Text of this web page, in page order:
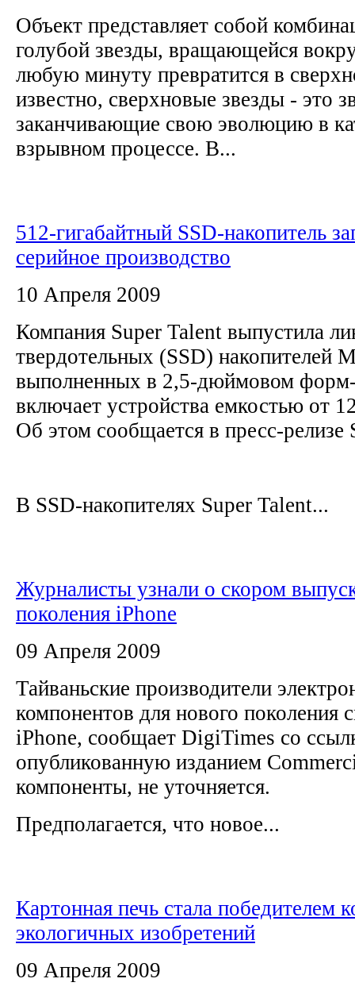
Объект представляет собой
голубой звезды, вращающейся
любую минуту превратится в
известно, сверхновые звезды - это
заканчивающие свою эволюцию в
взрывном процессе. В...
512-гигабайтный SSD-накопитель
серийное производство
10 Апреля 2009
Компания Super Talent выпустила
твердотельных (SSD) накопителей
выполненных в 2,5-дюймовом
включает устройства емкостью от
Об этом сообщается в пресс-
В SSD-накопителях Super Talent...
Журналисты узнали о скором
поколения iPhone
09 Апреля 2009
Тайваньские производители
компонентов для нового поколения
iPhone, сообщает DigiTimes со
опубликованную изданием
компоненты, не уточняется.
Предполагается, что новое...
Картонная печь стала победителем
экологичных изобретений
09 Апреля 2009